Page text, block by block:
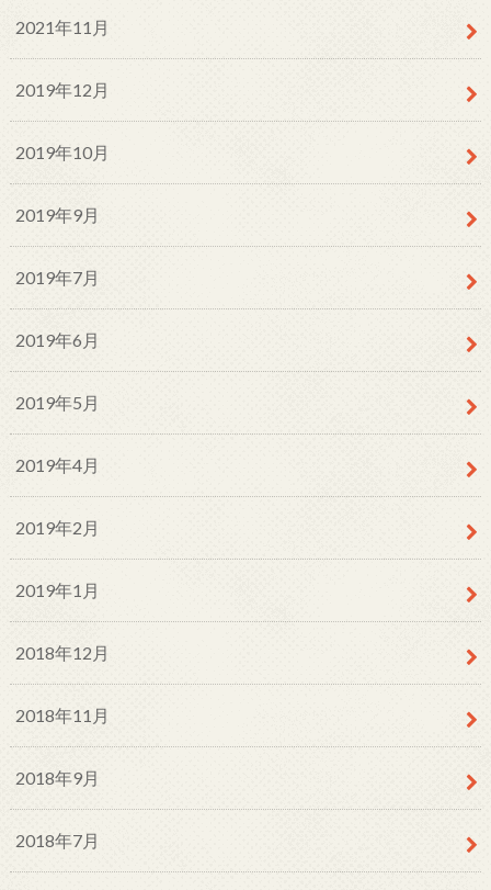
2021年11月
2019年12月
2019年10月
2019年9月
2019年7月
2019年6月
2019年5月
2019年4月
2019年2月
2019年1月
2018年12月
2018年11月
2018年9月
2018年7月